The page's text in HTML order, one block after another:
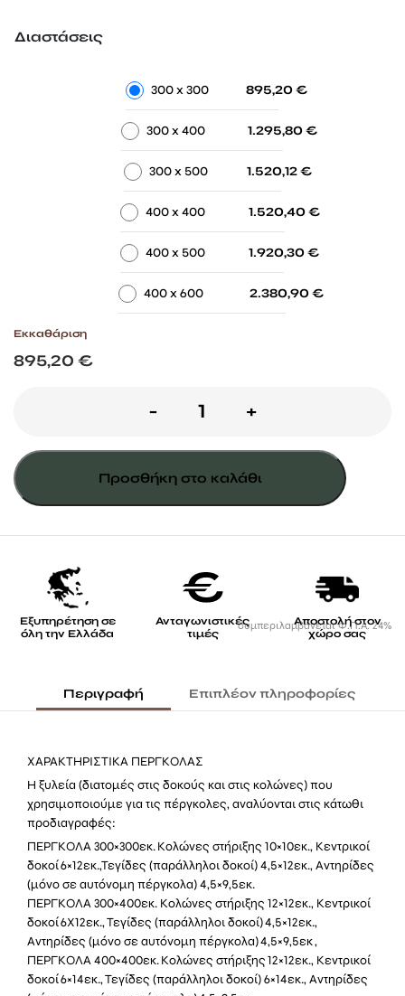
Διαστάσεις
300 x 300 895,20€
300 x 400 1.295,80€
- 300 x 500 1.520,12€
- 400 x 400 1.520,40€
400 x 500 1.920,30€
400 x 600 2.380,90€
Εκκαθάριση
895,20 €
συμπεριλαμβάνεται Φ.Π.Α. 24%
-
Πέργκολες
περσίδες
9,5
+
Προσθήκη στο καλάθι
Εξυπηρέτηση σε
όλη την Ελλάδα
Ανταγωνιστικές
τιμές
Αποστολή στον
χώρο σας
Περιγραφή Επιπλέον πληροφορίες
ΧΑΡΑΚΤΗΡΙΣΤΙΚΑ ΠΕΡΓΚΟΛΑΣ
Η ξυλεία (διατομές στις δοκούς και στις κολώνες) που
χρησιμοποιούμε για τις πέργκολες, αναλύονται στις κάτωθι
προδιαγραφές:
ΠΕΡΓΚΟΛΑ 300×300εκ. Κολώνες στήριξης 10×10εκ., Κεντρικοί
δοκοί 6×12εκ.,Τεγίδες (παράλληλοι δοκοί) 4,5×12εκ., Αντηρίδες
(μόνο σε αυτόνομη πέργκολα) 4,5×9,5εκ.
ΠΕΡΓΚΟΛΑ 300×400εκ. Κολώνες στήριξης 12×12εκ., Κεντρικοί
δοκοί 6X12εκ., Τεγίδες (παράλληλοι δοκοί) 4,5×12εκ.,
Αντηρίδες (μόνο σε αυτόνομη πέργκολα) 4,5×9,5εκ ,
ΠΕΡΓΚΟΛΑ 400×400εκ. Κολώνες στήριξης 12×12εκ., Κεντρικοί
δοκοί 6×14εκ., Τεγίδες (παράλληλοι δοκοί) 6×14εκ., Αντηρίδες